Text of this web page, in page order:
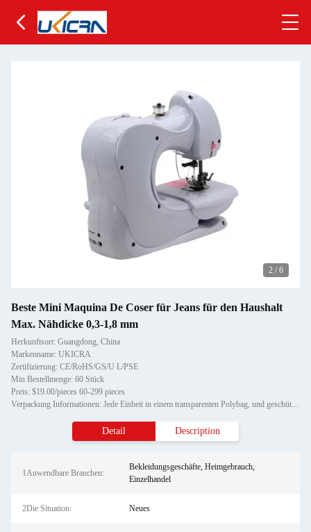
2 / 6
Beste Mini Maquina De Coser für Jeans für den Haushalt
Max. Nähdicke 0,3-1,8 mm
Herkunftsort: Guangdong, China
Markenname: UKICRA
Zertifizierung: CE/RoHS/GS/U L/PSE
Min Bestellmenge: 60 Stück
Preis: $19.00/pieces 60-299 pieces
Verpackung Informationen: Jede Einheit in einem transparenten Polybag, und geschützt durch ausgeschnittenen Styropor, dann in
Detail Description
1Anwendbare Branchen:
Bekleidungsgeschäfte, Heimgebrauch,
Einzelhandel
2Die Situation: Neues